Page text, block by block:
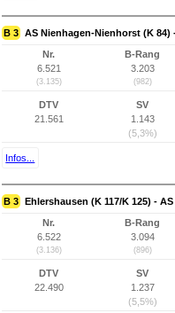
B 3 AS Nienhagen-Nienhorst (K 84)
Nr.
6.521
(3.135)
B-Rang
3.203
(982)
DTV
21.561
SV
1.143
(5,3%)
Infos...
B 3 Ehlershausen (K 117/K 125) -
Nr.
6.522
(3.136)
B-Rang
3.094
(896)
DTV
22.490
SV
1.237
(5,5%)